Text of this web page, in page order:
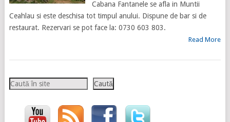
Cabana Fantanele se afla in Muntii
Ceahlau si este deschisa tot timpul anului. Dispune de bar si de
restaurat. Rezervari se pot face la: 0730 603 803.
Read More
Caută Caută